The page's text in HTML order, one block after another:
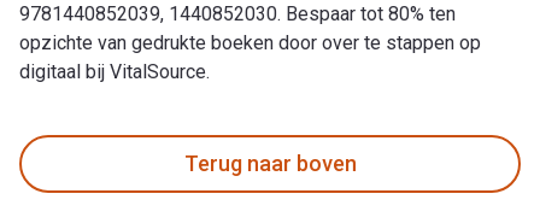
9781440852039, 1440852030. Bespaar tot 80% ten
opzichte van gedrukte boeken door over te stappen op
digitaal bij VitalSource.
Terug naar boven